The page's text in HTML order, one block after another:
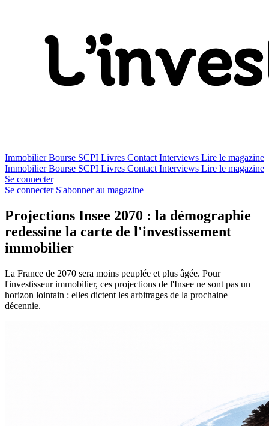
ImmobilierBourse SCPI Livres Contact Interviews Lire le magazine
ImmobilierBourse SCPI Livres Contact Interviews Lire le magazine
Se connecter
Se connecter S'abonner au magazine
Projections Insee 2070 : la démographie
redessine la carte de l'investissement
immobilier
La France de 2070 sera moins peuplée et plus âgée. Pour
l'investisseur immobilier, ces projections de l'Insee ne sont pas un
horizon lointain : elles dictent les arbitrages de la prochaine
décennie.